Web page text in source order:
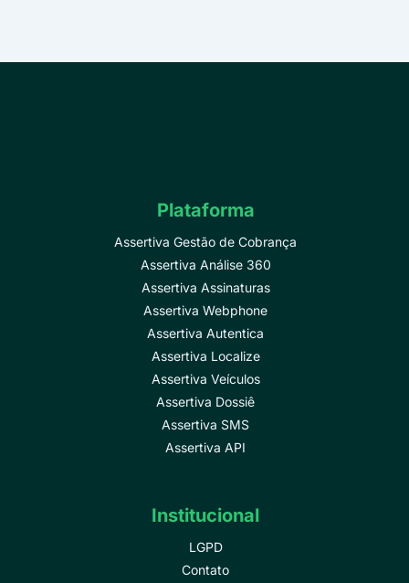
Plataforma
Assertiva Gestão de Cobrança
Assertiva Análise 360
Assertiva Assinaturas
Assertiva Webphone
Assertiva Autentica
Assertiva Localize
Assertiva Veículos
Assertiva Dossiê
Assertiva SMS
Assertiva API
Institucional
LGPD
Contato